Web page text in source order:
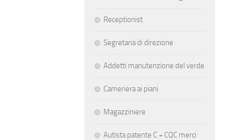
Receptionist
Segretaria di direzione
Addetti manutenzione del verde
Cameriera ai piani
Magazziniere
Autista patente C + CQC merci